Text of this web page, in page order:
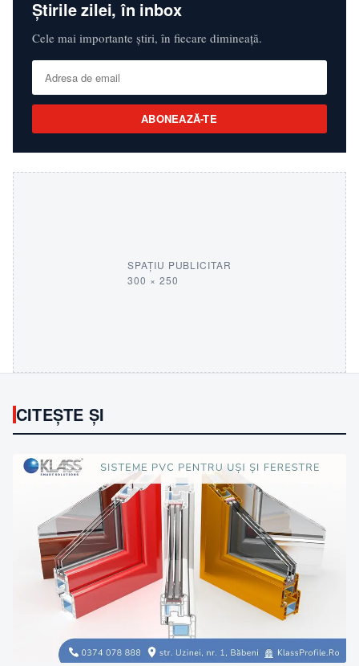
Știrile zilei, în inbox
Cele mai importante știri, în fiecare dimineață.
ABONEAZĂ-TE
SPAȚIU PUBLICITAR
300 × 250
CITEȘTE ȘI